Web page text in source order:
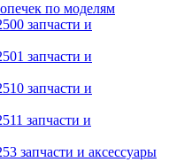
по моделям
запчасти и
запчасти и
запчасти и
запчасти и
запчасти и аксессуары